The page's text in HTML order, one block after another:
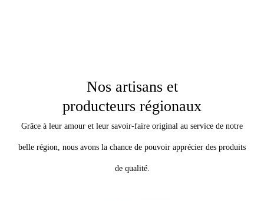
Nos artisans et
producteurs régionaux
Grâce à leur amour et leur savoir-faire original au service de notre
belle région, nous avons la chance de pouvoir apprécier des produits
de qualité.